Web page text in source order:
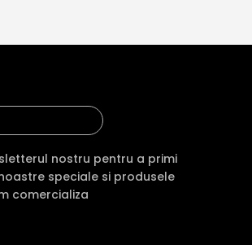
nostru pentru a primi
speciale si produsele
comercializa